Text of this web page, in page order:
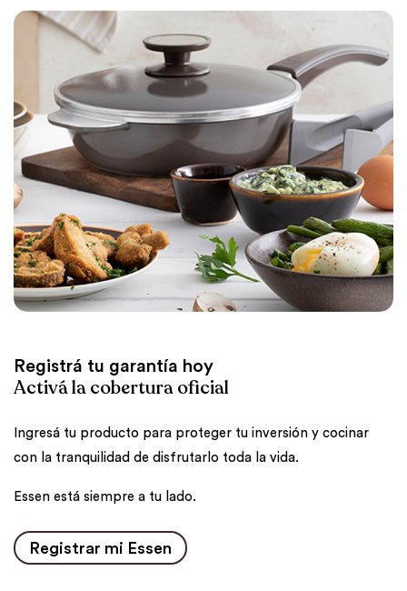
Registrá tu garantía hoy
Activá la cobertura oficial
Ingresá tu producto para proteger tu inversión y cocinar
con la tranquilidad de disfrutarlo toda la vida.
Essen está siempre a tu lado.
Registrar mi Essen